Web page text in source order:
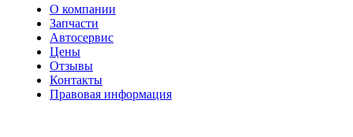
О компании
Запчасти
Автосервис
Цены
Отзывы
Контакты
Правовая информация